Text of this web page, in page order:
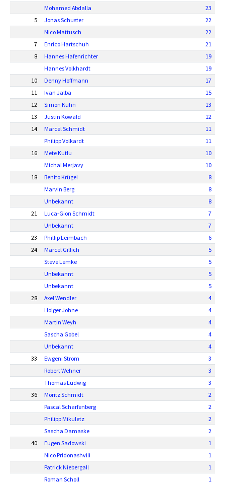
Mohamed Abdalla
23
5
Jonas Schuster
22
Nico Mattusch
22
7
Enrico Hartschuh
21
8
Hannes Hafenrichter
19
Hannes Volkhardt
19
10
Denny Hoffmann
17
11
Ivan Jalba
15
12
Simon Kuhn
13
13
Justin Kowald
12
14
Marcel Schmidt
11
Philipp Volkardt
11
16
Mete Kutlu
10
Michal Merjavy
10
18
Benito Krügel
8
Marvin Berg
8
Unbekannt
8
21
Luca-Gion Schmidt
7
Unbekannt
7
23
Phillip Leimbach
6
24
Marcel Gillich
5
Steve Lemke
5
Unbekannt
5
Unbekannt
5
28
Axel Wendler
4
Holger Johne
4
Martin Weyh
4
Sascha Gobel
4
Unbekannt
4
33
Ewgeni Strom
3
Robert Wehner
3
Thomas Ludwig
3
36
Moritz Schmidt
2
Pascal Scharfenberg
2
Philipp Mikuletz
2
Sascha Damaske
2
40
Eugen Sadowski
1
Nico Pridonashvili
1
Patrick Niebergall
1
Roman Scholl
1